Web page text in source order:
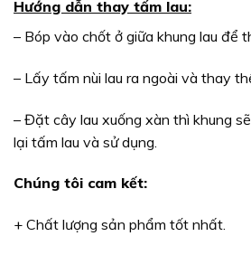
Hướng dẫn thay tấm lau:
– Bóp vào chốt ở giữa khung lau để
– Lấy tấm nùi lau ra ngoài và thay
– Đặt cây lau xuống xàn thì khung
lại tấm lau và sử dụng.
Chúng tôi cam kết:
+ Chất lượng sản phẩm tốt nhất.